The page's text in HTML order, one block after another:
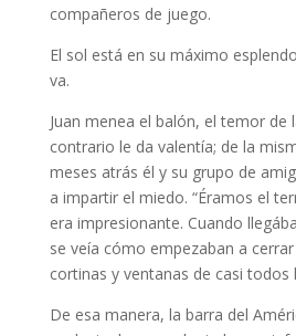
compañeros de juego.
El sol está en su máximo
va.
Juan menea el balón, el temor de
contrario le da valentía; de la
meses atrás él y su grupo de
a impartir el miedo. “Éramos el
era impresionante. Cuando
se veía cómo empezaban a
cortinas y ventanas de casi todos
De esa manera, la barra del